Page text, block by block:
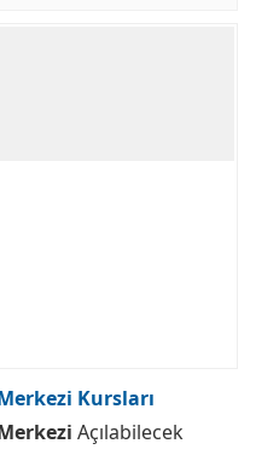
Kursları
Açılabilecek